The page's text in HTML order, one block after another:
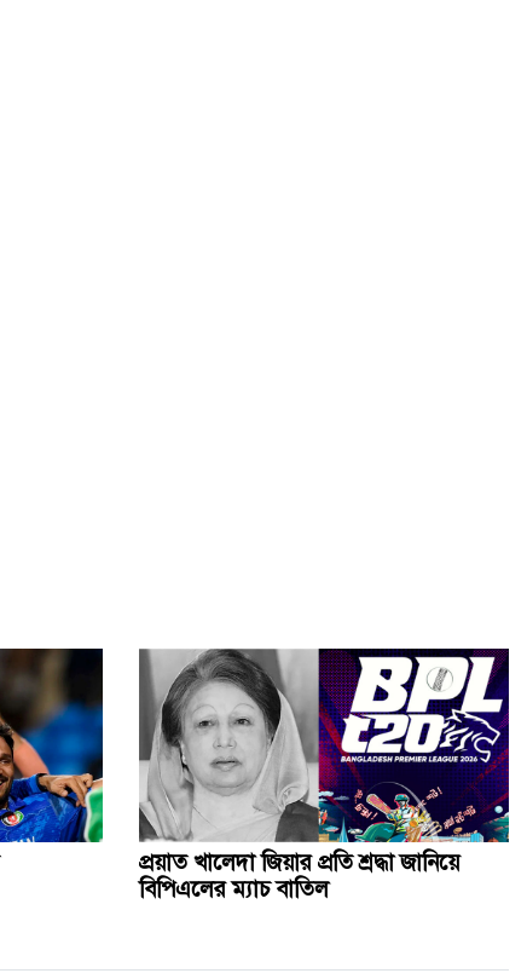
প্রয়াত খালেদা জিয়ার প্রতি শ্রদ্ধা জানিয়ে
বিপিএলের ম্যাচ বাতিল